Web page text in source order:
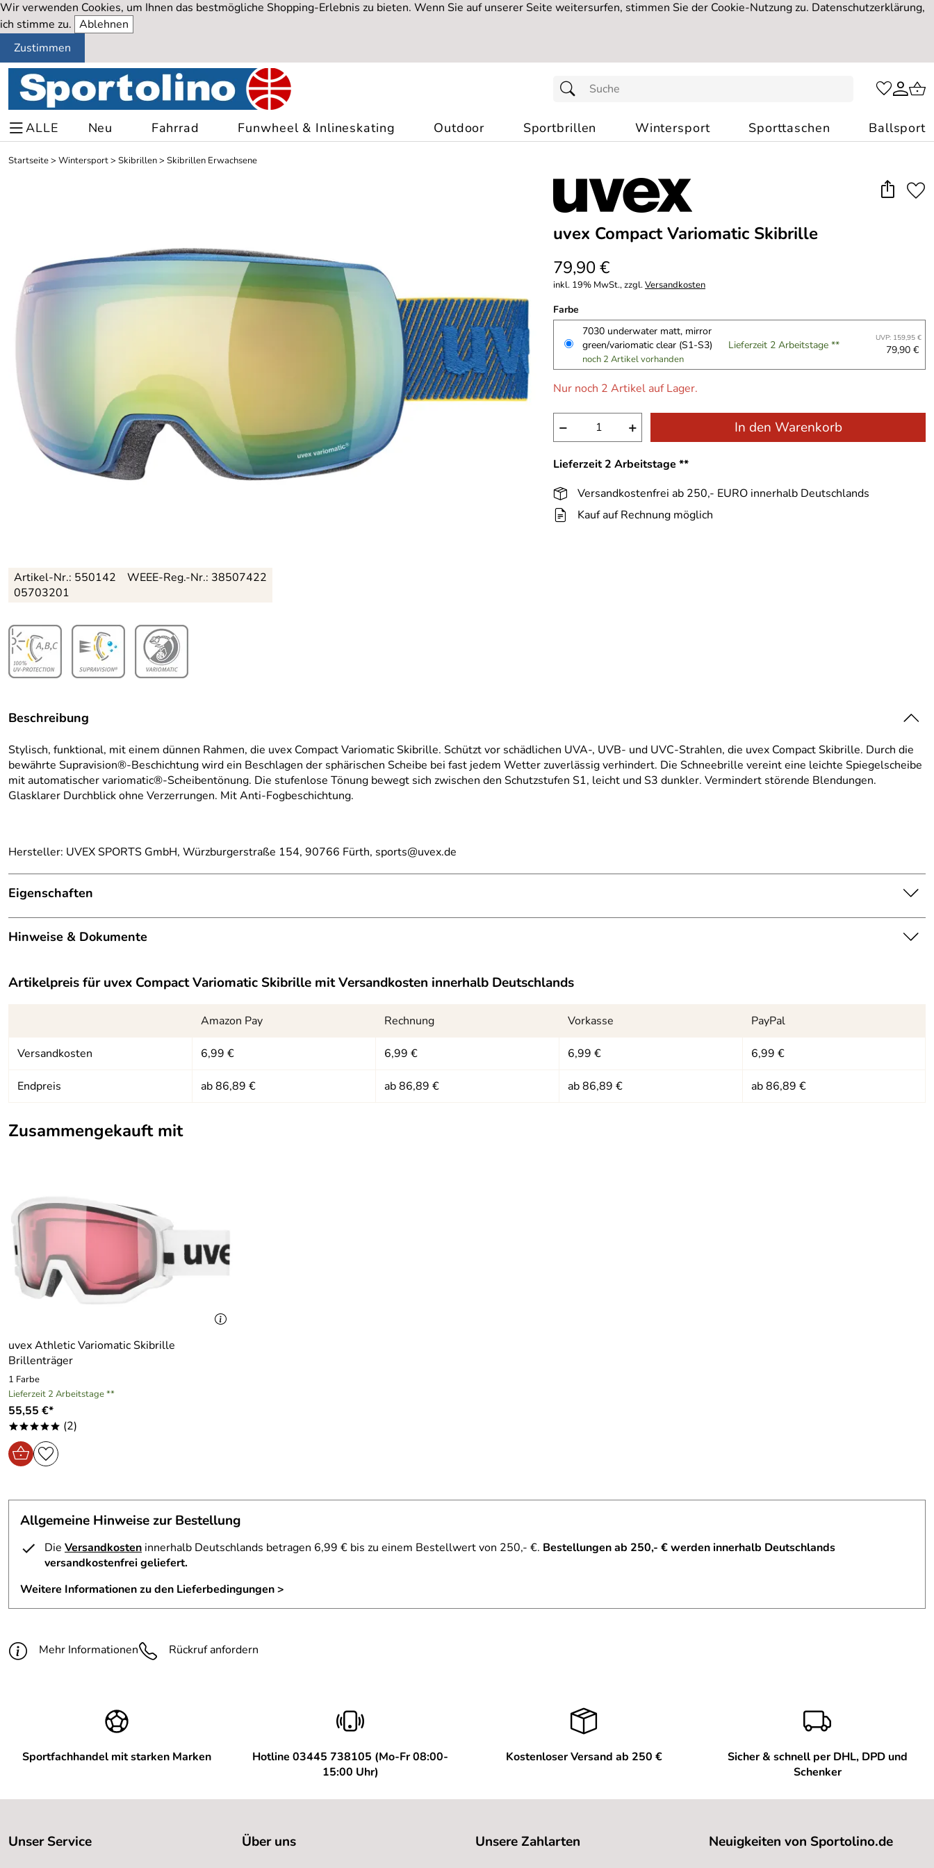
Wir verwenden Cookies, um Ihnen das bestmögliche Shopping-Erlebnis zu bieten. Wenn Sie auf unserer Seite weitersurfen, stimmen Sie der Cookie-Nutzung zu. Datenschutzerklärung,
ich stimme zu. Ablehnen
Zustimmen
ALLE Neu Fahrrad Funwheel & Inlineskating Outdoor Sportbrillen Wintersport Sporttaschen Ballsport
Startseite> Wintersport> Skibrillen> Skibrillen Erwachsene
uvex Compact Variomatic Skibrille
79,90 €
inkl. 19% MwSt., zzgl.Versandkosten
Farbe
7030 underwater matt, mirror
green/variomatic clear (S1-S3)
noch 2 Artikel vorhanden
Lieferzeit 2 Arbeitstage ** UVP: 159,95 €
79,90 €
Nur noch 2 Artikel auf Lager.
− + In den Warenkorb
Lieferzeit 2 Arbeitstage **
Versandkostenfrei ab 250,- EURO innerhalb Deutschlands
Kauf auf Rechnung möglich
Artikel-Nr.: 550142
05703201
WEEE-Reg.-Nr.: 38507422
Beschreibung
Stylisch, funktional, mit einem dünnen Rahmen, die uvex Compact Variomatic Skibrille. Schützt vor schädlichen UVA-, UVB- und UVC-Strahlen, die uvex Compact Skibrille. Durch die
bewährte Supravision®-Beschichtung wird ein Beschlagen der sphärischen Scheibe bei fast jedem Wetter zuverlässig verhindert. Die Schneebrille vereint eine leichte Spiegelscheibe
mit automatischer variomatic®-Scheibentönung. Die stufenlose Tönung bewegt sich zwischen den Schutzstufen S1, leicht und S3 dunkler. Vermindert störende Blendungen.
Glasklarer Durchblick ohne Verzerrungen. Mit Anti-Fogbeschichtung.
Hersteller: UVEX SPORTS GmbH, Würzburgerstraße 154, 90766 Fürth, sports@uvex.de
Eigenschaften
Ausstattung
Belüftung:
Brillenträgertauglich:
nein
Hinweise & Dokumente
Dokumente zum Download:
Artikelpreis füruvex Compact Variomatic Skibrille mit Versandkosten innerhalb Deutschlands
Amazon Pay Rechnung Vorkasse PayPal
Versandkosten 6,99 € 6,99 € 6,99 € 6,99 €
Endpreis ab 86,89 € ab 86,89 € ab 86,89 € ab 86,89 €
Zusammengekauft mit
uvex Athletic Variomatic Skibrille
Brillenträger
1 Farbe
Lieferzeit 2 Arbeitstage **
55,55 €*
***** (2)
Allgemeine Hinweise zur Bestellung
Die Versandkosten innerhalb Deutschlands betragen 6,99 € bis zu einem Bestellwert von 250,- €. Bestellungen ab 250,- € werden innerhalb Deutschlands
versandkostenfrei geliefert.
Weitere Informationen zu den Lieferbedingungen >
Mehr Informationen Rückruf anfordern
Sportfachhandel mit starken Marken
Hotline 03445 738105 (Mo-Fr 08:00-
15:00 Uhr)
Kostenloser Versand ab 250 €
Sicher & schnell per DHL, DPD und
Schenker
Unser Service Über uns Unsere Zahlarten Neuigkeiten von Sportolino.de